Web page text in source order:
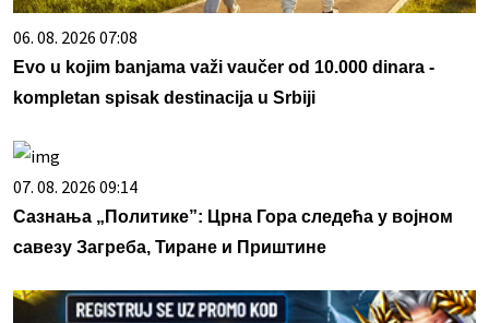
06. 08. 2026 07:08
Evo u kojim banjama važi vaučer od 10.000 dinara -
kompletan spisak destinacija u Srbiji
07. 08. 2026 09:14
Сазнања „Политике”: Црна Гора следећа у војном
савезу Загреба, Тиране и Приштине